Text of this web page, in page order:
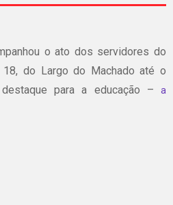
o ato dos servidores do
do Largo do Machado até o
destaque para a educação – a